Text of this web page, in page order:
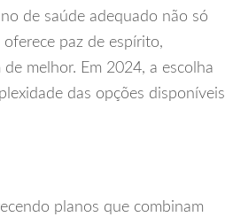
de saúde adequado não só
paz de espírito,
melhor. Em 2024, a escolha
das opções disponíveis
planos que combinam